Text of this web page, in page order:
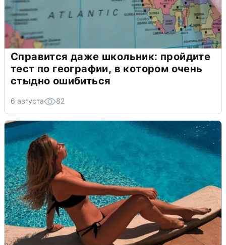
Справится даже школьник: пройдите
тест по географии, в котором очень
стыдно ошибиться
6 августа 82